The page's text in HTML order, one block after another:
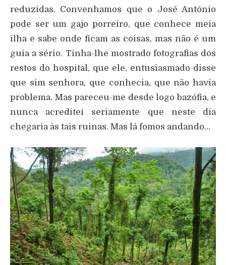
reduzidas. Convenhamos que o José António
pode ser um gajo porreiro, que conhece meia
ilha e sabe onde ficam as coisas, mas não é um
guia a sério. Tinha-lhe mostrado fotografias dos
restos do hospital, que ele, entusiasmado disse
que sim senhora, que conhecia, que não havia
problema. Mas pareceu-me desde logo bazófia, e
nunca acreditei seriamente que neste dia
chegaria às tais ruinas. Mas lá fomos andando…